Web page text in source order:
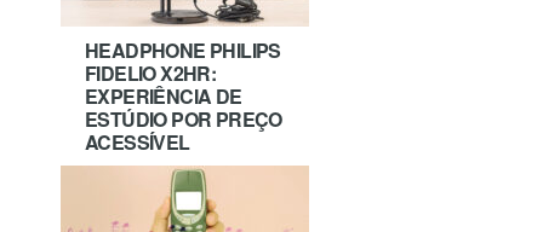
HEADPHONE PHILIPS
FIDELIO X2HR:
EXPERIÊNCIA DE
ESTÚDIO POR PREÇO
ACESSÍVEL